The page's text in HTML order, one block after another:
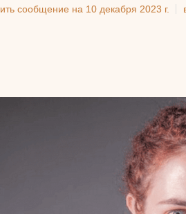
сообщение на 10 декабря 2023 г.